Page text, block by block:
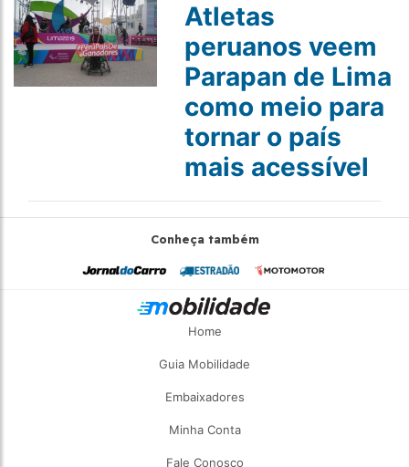
Atletas
peruanos veem
Parapan de Lima
como meio para
tornar o país
mais acessível
Conheça também
Home
Guia Mobilidade
Embaixadores
Minha Conta
Fale Conosco